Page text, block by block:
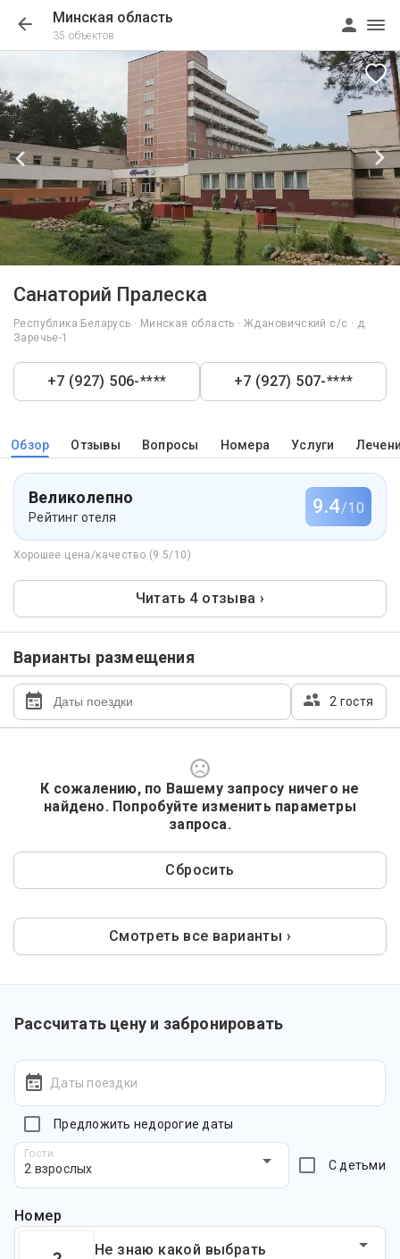
Минская область
35 объектов
Санаторий Пралеска
Республика Беларусь · Минская область · Ждановичский с/с · д.
Заречье-1
+7 (927) 506-**** +7 (927) 507-****
Обзор Отзывы Вопросы Номера Услуги
Великолепно
Рейтинг отеля 9.4/10
Хорошее цена/качество (9.5/10)
Читать 4 отзыва ›
Варианты размещения
2 гостя
К сожалению, по Вашему запросу ничего не
найдено. Попробуйте изменить параметры
запроса.
Сбросить
Смотреть все варианты ›
Рассчитать цену и забронировать
Даты поездки
Предложить недорогие даты
Гости
2 взрослых С детьми
Номер
Не знаю какой выбрать